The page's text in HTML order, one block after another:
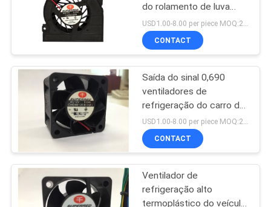
CONTROLE
QUALIDADE
CONTACTE-
NOTÍCIA
Ventilador de
refrigeração do
veículo
Fã do processador
central da C.C.
150
do rolamento de luva
60x60x15mm de
DC5V/12V/24V PBT
CONTACT
Saída do sinal 0,690
ventiladores de
refrigeração do carro da
C.C. 12/24V de M3/Min USD1.00-8.00 per piece MOQ:2000 PCes
CONTACT
Ventilador de
refrigeração alto
termoplástico do veículo